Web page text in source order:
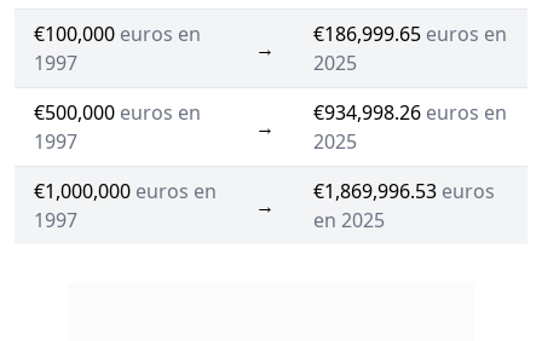
€100,000 euros en
1997
→
€186,999.65 euros en
2025
€500,000 euros en
1997
→
€934,998.26 euros en
2025
€1,000,000 euros en
1997
→
€1,869,996.53 euros
en 2025